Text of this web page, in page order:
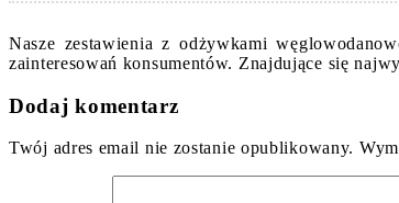
Nasze zestawienia z odżywkami
zainteresowań konsumentów. Znajdujące się
Dodaj komentarz
Twój adres email nie zostanie opublikowany.